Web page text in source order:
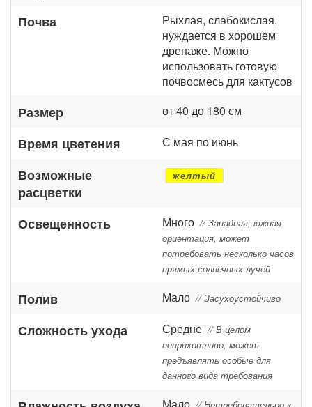
Почва
Рыхлая, слабокислая,
нуждается в хорошем
дренаже. Можно
использовать готовую
почвосмесь для кактусов
Размер от 40 до 180 см
Время цветения С мая по июнь
Возможные
расцветки
желтый
Освещенность Много // Западная, южная
ориентация, может
потребовать несколько часов
прямых солнечных лучей
Полив Мало // Засухоустойчиво
Сложность ухода Средне // В целом
неприхотливо, может
предъявлять особые для
данного вида требования